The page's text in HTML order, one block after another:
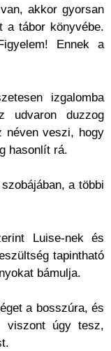
akkor gyorsan
a tábor könyvébe.
Ennek a
izgalomba
udvaron duzzog
néven veszi, hogy
hasonlít rá.
a többi
Luise-nek és
tapintható
bámulja.
a bosszúra, és
viszont úgy tesz,